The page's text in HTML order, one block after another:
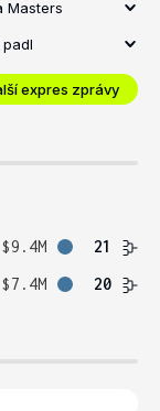
Masters
expres zprávy
$9.4M
21
$7.4M 20